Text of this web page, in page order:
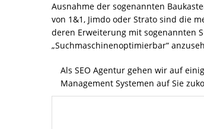
Ausnahme der sogenannten
von 1&1, Jimdo oder Strato sind die
deren Erweiterung mit sogenannten
„Suchmaschinenoptimierbar“
Als SEO Agentur gehen wir auf
Management Systemen auf Sie